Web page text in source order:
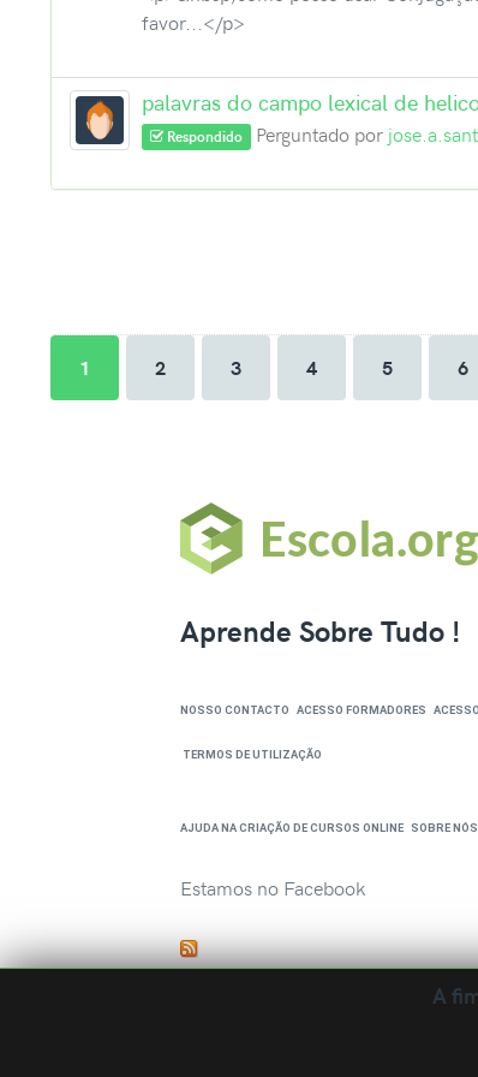
favor...</p>
palavras do campo lexical de
Respondido Perguntado por
1 2 3 4 5 6
Aprende Sobre Tudo !
NOSSO CONTACTO ACESSO FORMADORES
TERMOS DE UTILIZAÇÃO
AJUDA NA CRIAÇÃO DE CURSOS ONLINE SOBRE NÓS
Estamos no Facebook
A